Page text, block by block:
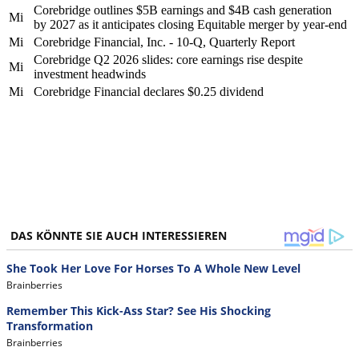
Mi
Corebridge outlines $5B earnings and $4B cash generation
by 2027 as it anticipates closing Equitable merger by year-end
Mi
Corebridge Financial, Inc. - 10-Q, Quarterly Report
Mi
Corebridge Q2 2026 slides: core earnings rise despite
investment headwinds
Mi
Corebridge Financial declares $0.25 dividend